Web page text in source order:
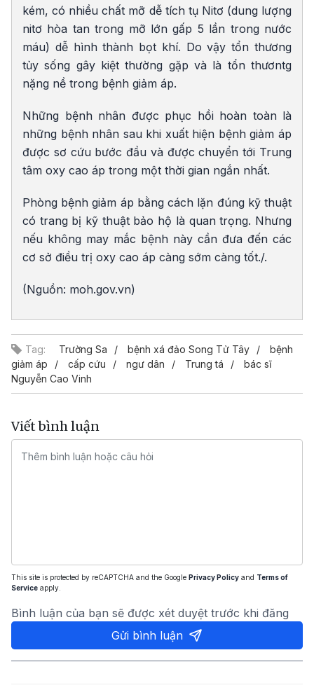
kém, có nhiều chất mỡ dễ tích tụ Nitơ (dung lượng
nitơ hòa tan trong mỡ lớn gấp 5 lần trong nước
máu) dễ hình thành bọt khí. Do vậy tổn thương
tủy sống gây kiệt thường gặp và là tổn thươntg
nặng nề trong bệnh giảm áp.
Những bệnh nhân được phục hồi hoàn toàn là
những bệnh nhân sau khi xuất hiện bệnh giảm áp
được sơ cứu bước đầu và được chuyển tới Trung
tâm oxy cao áp trong một thời gian ngắn nhất.
Phòng bệnh giảm áp bằng cách lặn đúng kỹ thuật
có trang bị kỹ thuật bảo hộ là quan trọng. Nhưng
nếu không may mắc bệnh này cần đưa đến các
cơ sở điều trị oxy cao áp càng sớm càng tốt./.
(Nguồn: moh.gov.vn)
Tag: Trường Sa bệnh xá đảo Song Tử Tây
bệnh
giảm áp
cấp cứu ngư dân Trung tá
bác sĩ
Nguyễn Cao Vinh
Viết bình luận
This site is protected by reCAPTCHA and the Google Privacy Policy and Terms of
Service apply.
Bình luận của bạn sẽ được xét duyệt trước khi đăng
Gửi bình luận